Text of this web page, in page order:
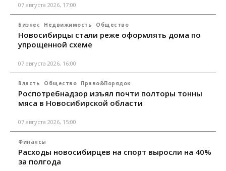
07 августа 2026, 17:00
Бизнес Недвижимость Общество
Новосибирцы стали реже оформлять дома по
упрощенной схеме
07 августа 2026, 16:00
Власть Общество Право&Порядок
Роспотребнадзор изъял почти полторы тонны
мяса в Новосибирской области
07 августа 2026, 15:00
Финансы
Расходы новосибирцев на спорт выросли на 40%
за полгода